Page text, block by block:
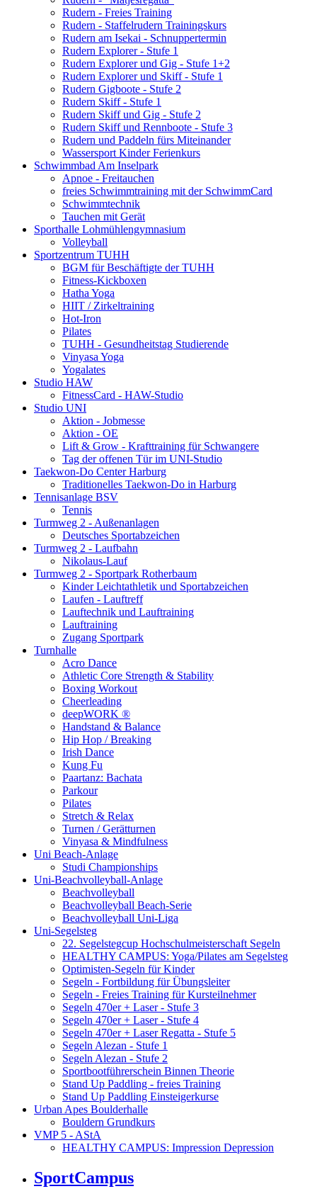
Rudern - Freies Training
Rudern - Staffelrudern Trainingskurs
Rudern am Isekai - Schnuppertermin
Rudern Explorer - Stufe 1
Rudern Explorer und Gig - Stufe 1+2
Rudern Explorer und Skiff - Stufe 1
Rudern Gigboote - Stufe 2
Rudern Skiff - Stufe 1
Rudern Skiff und Gig - Stufe 2
Rudern Skiff und Rennboote - Stufe 3
Rudern und Paddeln fürs Miteinander
Wassersport Kinder Ferienkurs
Schwimmbad Am Inselpark
Apnoe - Freitauchen
freies Schwimmtraining mit der SchwimmCard
Schwimmtechnik
Tauchen mit Gerät
Sporthalle Lohmühlengymnasium
Volleyball
Sportzentrum TUHH
BGM für Beschäftigte der TUHH
Fitness-Kickboxen
Hatha Yoga
HIIT / Zirkeltraining
Hot-Iron
Pilates
TUHH - Gesundheitstag Studierende
Vinyasa Yoga
Yogalates
Studio HAW
FitnessCard - HAW-Studio
Studio UNI
Aktion - Jobmesse
Aktion - OE
Lift & Grow - Krafttraining für Schwangere
Tag der offenen Tür im UNI-Studio
Taekwon-Do Center Harburg
Traditionelles Taekwon-Do in Harburg
Tennisanlage BSV
Tennis
Turmweg 2 - Außenanlagen
Deutsches Sportabzeichen
Turmweg 2 - Laufbahn
Nikolaus-Lauf
Turmweg 2 - Sportpark Rotherbaum
Kinder Leichtathletik und Sportabzeichen
Laufen - Lauftreff
Lauftechnik und Lauftraining
Lauftraining
Zugang Sportpark
Turnhalle
Acro Dance
Athletic Core Strength & Stability
Boxing Workout
Cheerleading
deepWORK ®
Handstand & Balance
Hip Hop / Breaking
Irish Dance
Kung Fu
Paartanz: Bachata
Parkour
Pilates
Stretch & Relax
Turnen / Gerätturnen
Vinyasa & Mindfulness
Uni Beach-Anlage
Studi Championships
Uni-Beachvolleyball-Anlage
Beachvolleyball
Beachvolleyball Beach-Serie
Beachvolleyball Uni-Liga
Uni-Segelsteg
22. Segelstegcup Hochschulmeisterschaft Segeln
HEALTHY CAMPUS: Yoga/Pilates am Segelsteg
Optimisten-Segeln für Kinder
Segeln - Fortbildung für Übungsleiter
Segeln - Freies Training für Kursteilnehmer
Segeln 470er + Laser - Stufe 3
Segeln 470er + Laser - Stufe 4
Segeln 470er + Laser Regatta - Stufe 5
Segeln Alezan - Stufe 1
Segeln Alezan - Stufe 2
Sportbootführerschein Binnen Theorie
Stand Up Paddling - freies Training
Stand Up Paddling Einsteigerkurse
Urban Apes Boulderhalle
Bouldern Grundkurs
VMP 5 - AStA
HEALTHY CAMPUS: Impression Depression
SportCampus